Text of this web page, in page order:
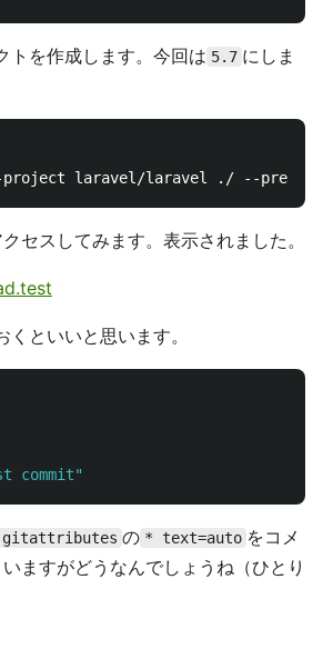
トを作成します。今回は 5.7 にしま
セスしてみます。表示されました。
といいと思います。
commit"
の * text=auto をコメ
ますがどうなんでしょうね（ひとり